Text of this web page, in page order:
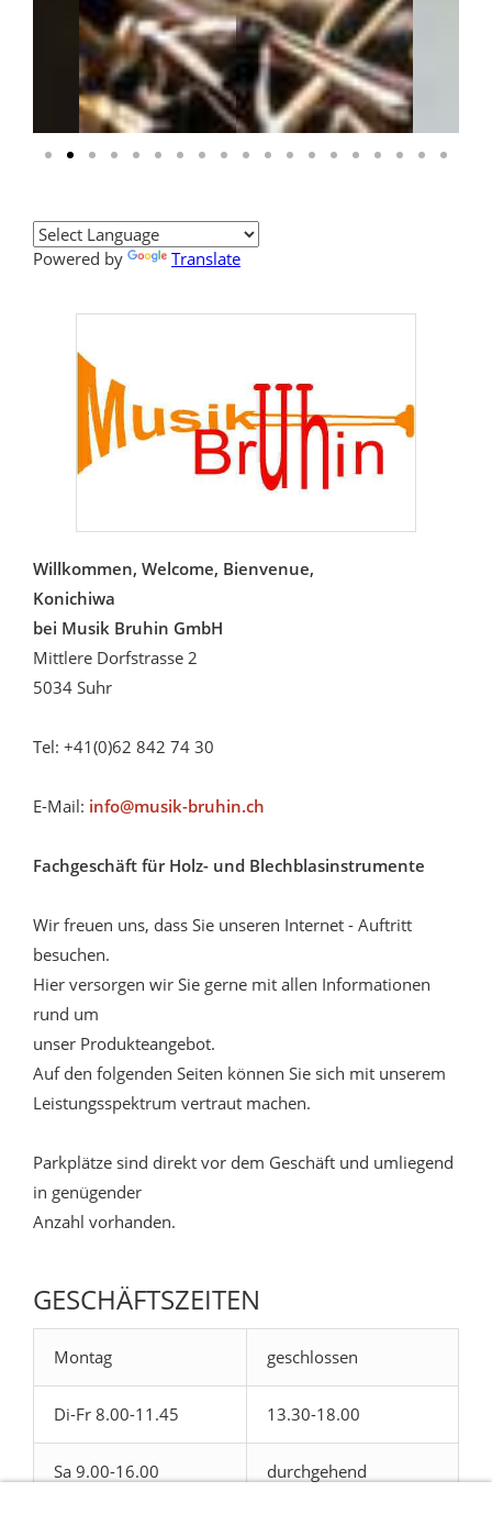
Powered by Translate
Willkommen, Welcome, Bienvenue,
Konichiwa
bei Musik Bruhin GmbH
Mittlere Dorfstrasse 2
5034 Suhr
Tel: +41(0)62 842 74 30
E-Mail: info@musik-bruhin.ch
Fachgeschäft für Holz- und Blechblasinstrumente
Wir freuen uns, dass Sie unseren Internet - Auftritt
besuchen.
Hier versorgen wir Sie gerne mit allen Informationen
rund um
unser Produkteangebot.
Auf den folgenden Seiten können Sie sich mit unserem
Leistungsspektrum vertraut machen.
Parkplätze sind direkt vor dem Geschäft und umliegend
in genügender
Anzahl vorhanden.
GESCHÄFTSZEITEN
Montag geschlossen
Di-Fr 8.00-11.45 13.30-18.00
Sa 9.00-16.00 durchgehend